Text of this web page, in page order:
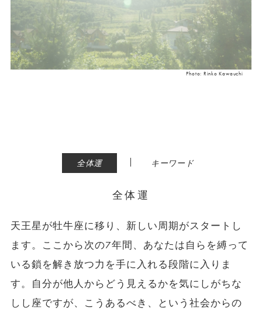
Photo: Rinko Kawauchi
全体運 | キーワード
全体運
天王星が牡牛座に移り、新しい周期がスタートし
ます。ここから次の7年間、あなたは自らを縛って
いる鎖を解き放つ力を手に入れる段階に入りま
す。自分が他人からどう見えるかを気にしがちな
しし座ですが、こうあるべき、という社会からの